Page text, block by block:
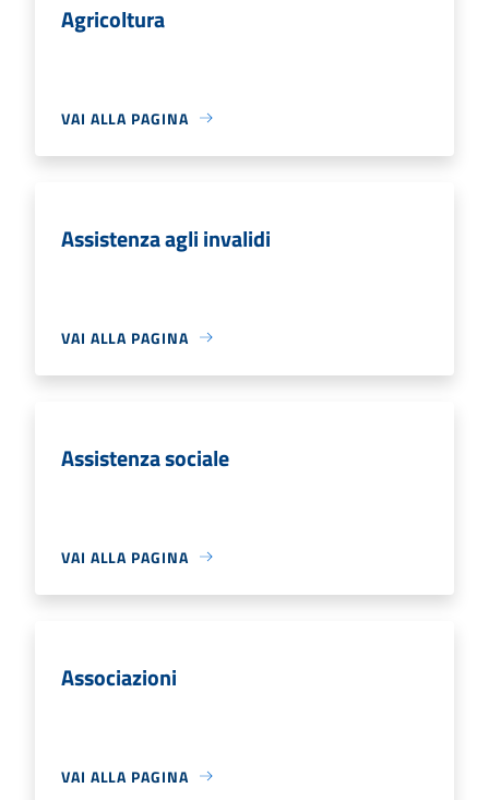
Agricoltura
VAI ALLA PAGINA
Assistenza agli invalidi
VAI ALLA PAGINA
Assistenza sociale
VAI ALLA PAGINA
Associazioni
VAI ALLA PAGINA